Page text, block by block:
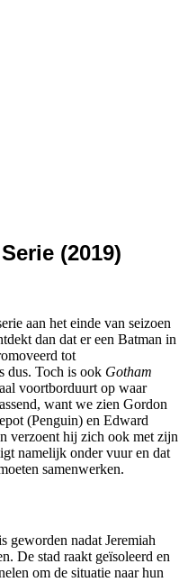
(2019)
aan het einde van seizoen
dan dat er een Batman in
tot
dus. Toch is ook Gotham
voortborduurt op waar
want we zien Gordon
(Penguin) en Edward
verzoent hij zich ook met zijn
namelijk onder vuur en dat
samenwerken.
geworden nadat Jeremiah
De stad raakt geïsoleerd en
om de situatie naar hun